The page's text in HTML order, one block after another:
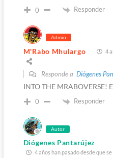
0 Responder
Admin
M'Rabo Mhulargo 4
Responde a Diógenes
INTO THE MRABOVERSE!
0 Responder
Autor
Diógenes Pantarújez
4 años han pasado desde que